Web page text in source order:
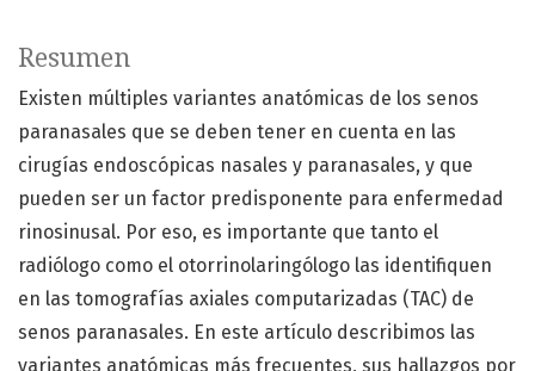
Resumen
Existen múltiples variantes anatómicas de los senos
paranasales que se deben tener en cuenta en las
cirugías endoscópicas nasales y paranasales, y que
pueden ser un factor predisponente para enfermedad
rinosinusal. Por eso, es importante que tanto el
radiólogo como el otorrinolaringólogo las identifiquen
en las tomografías axiales computarizadas (TAC) de
senos paranasales. En este artículo describimos las
variantes anatómicas más frecuentes, sus hallazgos por